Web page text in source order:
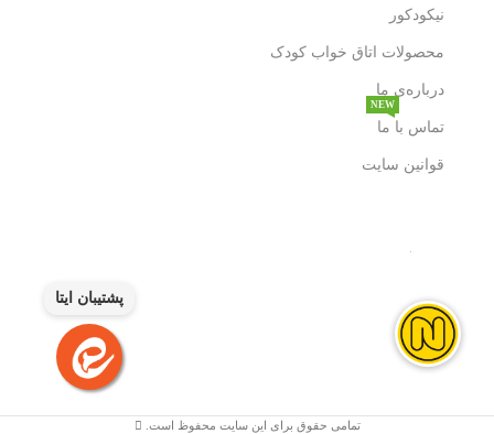
پشتیبان ایتا
نیکودکور
محصولات اتاق خواب کودک
درباره‌ی ما
تماس با ما
NEW
قوانین سایت
تمامی حقوق برای این سایت محفوظ است.